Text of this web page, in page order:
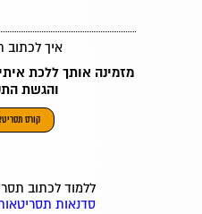
איך לכתוב
מזמינה אותך ללכת
והגשת
קורס
ללמוד לכתוב
סדנאות